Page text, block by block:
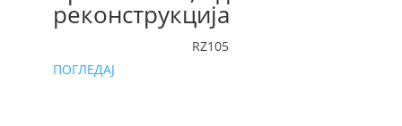
реконструкција
RZ105
ПОГЛЕДАЈ